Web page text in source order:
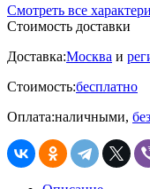
Смотреть все
Стоимость доставки
Доставка:Москва и
Стоимость:бесплатно
Оплата:наличными,